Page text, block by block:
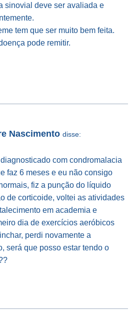
sinovial deve ser avaliada e
tem que ser muito bem feita.
pode remitir.
Nascimento disse:
com condromalacia
faz 6 meses e eu não consigo
fiz a punção do líquido
de corticoide, voltei as atividades
em academia e
dia de exercícios aeróbicos
perdi novamente a
será que posso estar tendo o